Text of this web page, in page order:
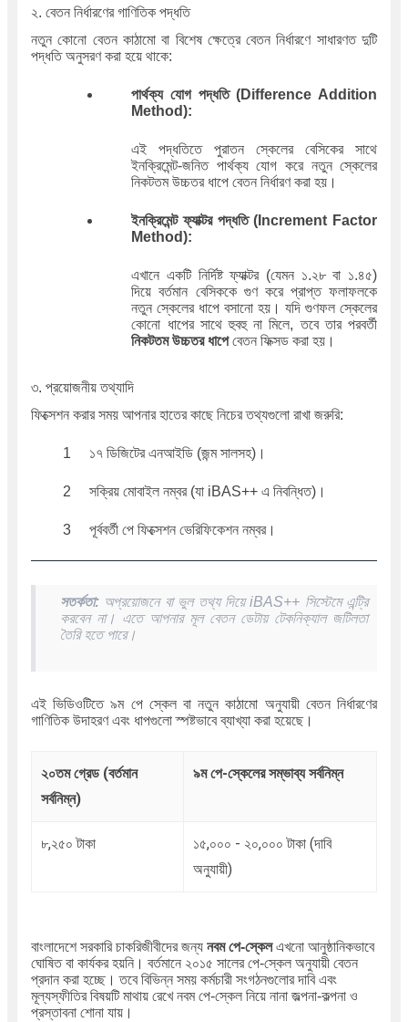
২. বেতন নির্ধারণের গাণিতিক পদ্ধতি
নতুন কোনো বেতন কাঠামো বা বিশেষ ক্ষেত্রে বেতন নির্ধারণে সাধারণত দুটি
পদ্ধতি অনুসরণ করা হয়ে থাকে:
পার্থক্য যোগ পদ্ধতি (Difference Addition
Method):
এই পদ্ধতিতে পুরাতন স্কেলের বেসিকের সাথে
ইনক্রিমেন্ট-জনিত পার্থক্য যোগ করে নতুন স্কেলের
নিকটতম উচ্চতর ধাপে বেতন নির্ধারণ করা হয়।
ইনক্রিমেন্ট ফ্যাক্টর পদ্ধতি (Increment Factor
Method):
এখানে একটি নির্দিষ্ট ফ্যাক্টর (যেমন ১.২৮ বা ১.৪৫)
দিয়ে বর্তমান বেসিককে গুণ করে প্রাপ্ত ফলাফলকে
নতুন স্কেলের ধাপে বসানো হয়। যদি গুণফল স্কেলের
কোনো ধাপের সাথে হুবহু না মিলে, তবে তার পরবর্তী
নিকটতম উচ্চতর ধাপেবেতন ফিক্সড করা হয়।
৩. প্রয়োজনীয় তথ্যাদি
ফিক্সেশন করার সময় আপনার হাতের কাছে নিচের তথ্যগুলো রাখা জরুরি:
১৭ ডিজিটের এনআইডি (জন্ম সালসহ)।
সক্রিয় মোবাইল নম্বর (যা iBAS++ এ নিবন্ধিত)।
পূর্ববর্তী পে ফিক্সেশন ভেরিফিকেশন নম্বর।
সতর্কতা:অপ্রয়োজনে বা ভুল তথ্য দিয়ে iBAS++ সিস্টেমে এন্ট্রি
করবেন না। এতে আপনার মূল বেতন ডেটায় টেকনিক্যাল জটিলতা
তৈরি হতে পারে।
এই ভিডিওটিতে ৯ম পে স্কেল বা নতুন কাঠামো অনুযায়ী বেতন নির্ধারণের
গাণিতিক উদাহরণ এবং ধাপগুলো স্পষ্টভাবে ব্যাখ্যা করা হয়েছে।
২০তম গ্রেড (বর্তমান
সর্বনিম্ন)
৯ম পে-স্কেলের সম্ভাব্য সর্বনিম্ন
৮,২৫০ টাকা
১৫,০০০ - ২০,০০০ টাকা (দাবি
অনুযায়ী)
বাংলাদেশে সরকারি চাকরিজীবীদের জন্য নবম পে-স্কেলএখনো আনুষ্ঠানিকভাবে
ঘোষিত বা কার্যকর হয়নি। বর্তমানে ২০১৫ সালের পে-স্কেল অনুযায়ী বেতন
প্রদান করা হচ্ছে। তবে বিভিন্ন সময় কর্মচারী সংগঠনগুলোর দাবি এবং
মূল্যস্ফীতির বিষয়টি মাথায় রেখে নবম পে-স্কেল নিয়ে নানা জল্পনা-কল্পনা ও
প্রস্তাবনা শোনা যায়।